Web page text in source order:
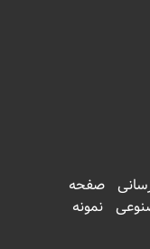
صفحه
نمونه